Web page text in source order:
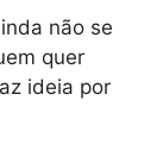
não se
quer
ideia por